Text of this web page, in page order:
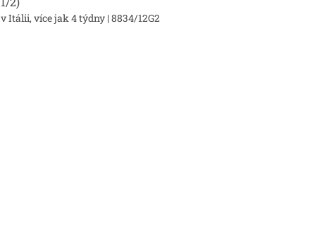
v Itálii, více jak 4 týdny | 8834/12G2